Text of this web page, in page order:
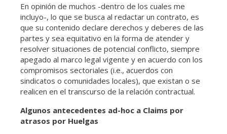
En opinión de muchos -dentro de los cuales me
incluyo-, lo que se busca al redactar un contrato, es
que su contenido declare derechos y deberes de las
partes y sea equitativo en la forma de atender y
resolver situaciones de potencial conflicto, siempre
apegado al marco legal vigente y en acuerdo con los
compromisos sectoriales (i.e., acuerdos con
sindicatos o comunidades locales), que existan o se
realicen en el transcurso de la relación contractual.
Algunos antecedentes ad-hoc a Claims por
atrasos por Huelgas